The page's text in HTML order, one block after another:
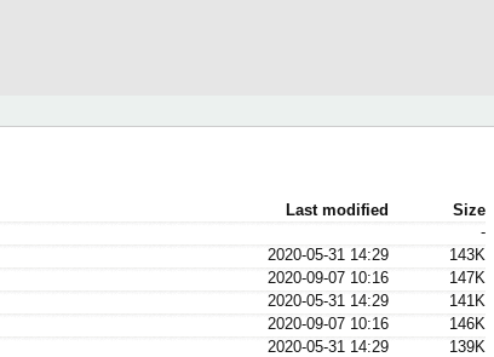
Last modified
Size
-
2020-05-31 14:29
143K
2020-09-07 10:16
147K
2020-05-31 14:29
141K
2020-09-07 10:16
146K
2020-05-31 14:29
139K